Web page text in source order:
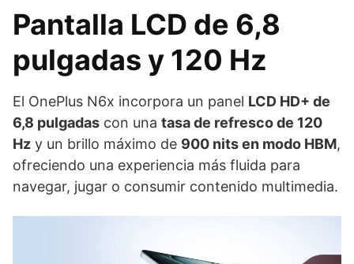
Pantalla LCD de 6,8
pulgadas y 120 Hz
El OnePlus N6x incorpora un panel LCD HD+ de
6,8 pulgadas con una tasa de refresco de 120
Hz y un brillo máximo de 900 nits en modo HBM,
ofreciendo una experiencia más fluida para
navegar, jugar o consumir contenido multimedia.